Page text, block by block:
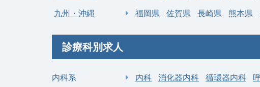
九州・沖縄
福岡県 佐賀県 長崎県 熊本県
診療科別求人
内科系 内科 消化器内科 循環器内科